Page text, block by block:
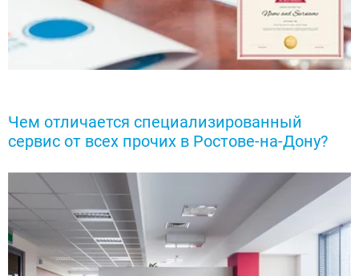
Чем отличается специализированный
сервис от всех прочих в Ростове-на-Дону?